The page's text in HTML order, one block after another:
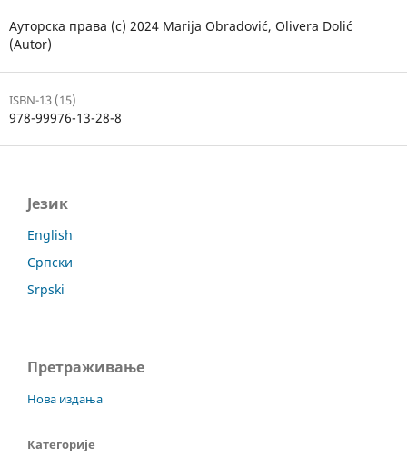
Ауторска права (c) 2024 Marija Obradović, Olivera Dolić
(Autor)
ISBN-13 (15)
978-99976-13-28-8
Језик
English
Српски
Srpski
Претраживање
Нова издања
Категорије